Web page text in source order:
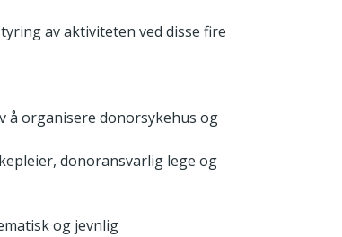
av aktiviteten ved disse fire
organisere donorsykehus og
donoransvarlig lege og
og jevnlig